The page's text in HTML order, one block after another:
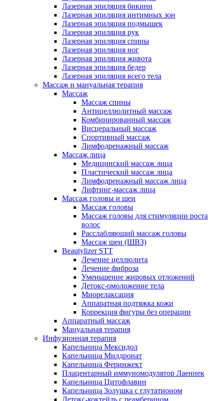
Лазерная эпиляция бикини
Лазерная эпиляция интимных зон
Лазерная эпиляция подмышек
Лазерная эпиляция рук
Лазерная эпиляция спины
Лазерная эпиляция ног
Лазерная эпиляция живота
Лазерная эпиляция бедер
Лазерная эпиляция всего тела
Массаж и мануальная терапия
Массаж
Массаж спины
Антицеллюлитный массаж
Комбинированный массаж
Висцеральный массаж
Спортивный массаж
Лимфодренажный массаж
Массаж лица
Медицинский массаж лица
Пластический массаж лица
Лимфодренажный массаж лица
Лифтинг-массаж лица
Массаж головы и шеи
Массаж головы
Массаж головы для стимуляции роста
волос
Расслабляющий массаж головы
Массаж шеи (ШВЗ)
Beautylizer STT
Лечение целлюлита
Лечение фиброза
Уменьшение жировых отложений
Детокс-омоложение тела
Миорелаксация
Аппаратная подтяжка кожи
Коррекция фигуры без операции
Аппаратный массаж
Мануальная терапия
Инфузионная терапия
Капельница Мексидол
Капельница Милдронат
Капельница Феринжект
Плацентарный иммуномодулятор Лаеннек
Капельница Цитофлавин
Капельница Золушка с глутатионом
Детокс-коктейль с реамберином